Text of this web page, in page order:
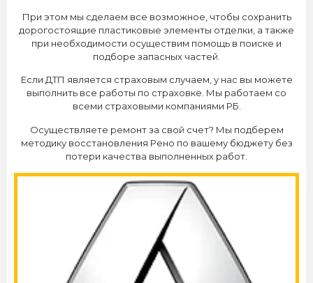
При этом мы сделаем все возможное, чтобы сохранить
дорогостоящие пластиковые элементы отделки, а также
при необходимости осуществим помощь в поиске и
подборе запасных частей.
Если ДТП является страховым случаем, у нас вы можете
выполнить все работы по страховке. Мы работаем со
всеми страховыми компаниями РБ.
Осуществляете ремонт за свой счет? Мы подберем
методику восстановления Рено по вашему бюджету без
потери качества выполненных работ.